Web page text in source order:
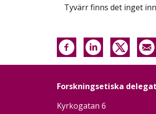
Tyvärr finns det inget
Forskningsetiska
Kyrkogatan 6